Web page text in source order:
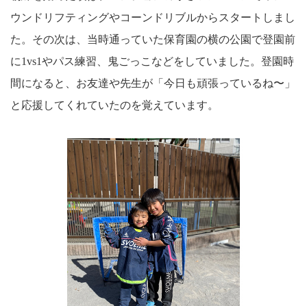
ウンドリフティングやコーンドリブルからスタートしまし
た。その次は、当時通っていた保育園の横の公園で登園前
に1vs1やパス練習、鬼ごっこなどをしていました。登園時
間になると、お友達や先生が「今日も頑張っているね〜」
と応援してくれていたのを覚えています。